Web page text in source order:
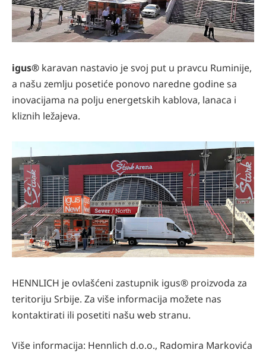
igus® karavan nastavio je svoj put u pravcu Ruminije,
a našu zemlju posetiće ponovo naredne godine sa
inovacijama na polju energetskih kablova, lanaca i
kliznih ležajeva.
HENNLICH je ovlašćeni zastupnik igus® proizvoda za
teritoriju Srbije. Za više informacija možete nas
kontaktirati ili posetiti našu web stranu.
Više informacija: Hennlich d.o.o., Radomira Markovića